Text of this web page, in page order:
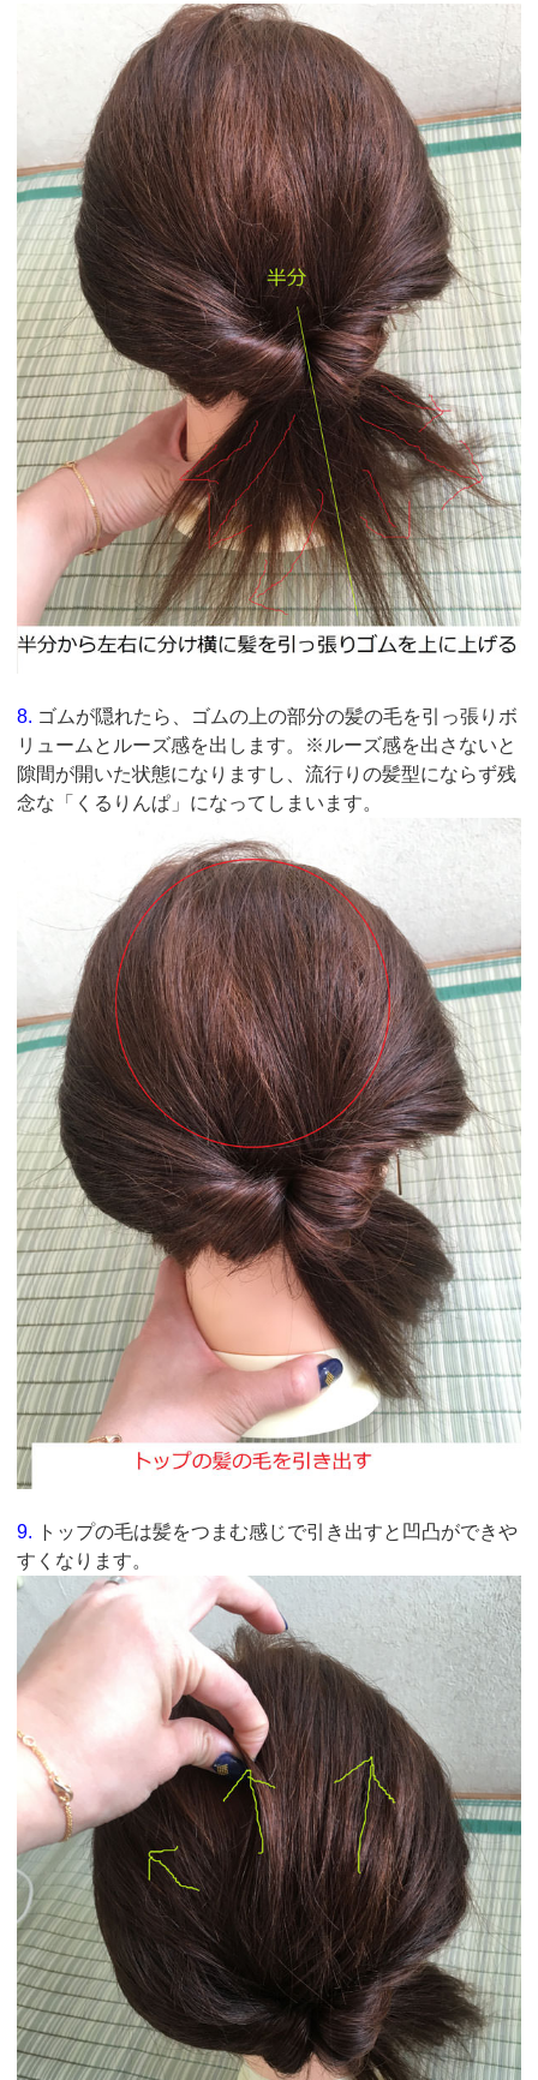
8. ゴムが隠れたら、ゴムの上の部分の髪の毛を引っ張りボ
リュームとルーズ感を出します。※ルーズ感を出さないと
隙間が開いた状態になりますし、流行りの髪型にならず残
念な「くるりんぱ」になってしまいます。
9.
トップの毛は髪をつまむ感じで引き出すと凹凸ができや
すくなります。